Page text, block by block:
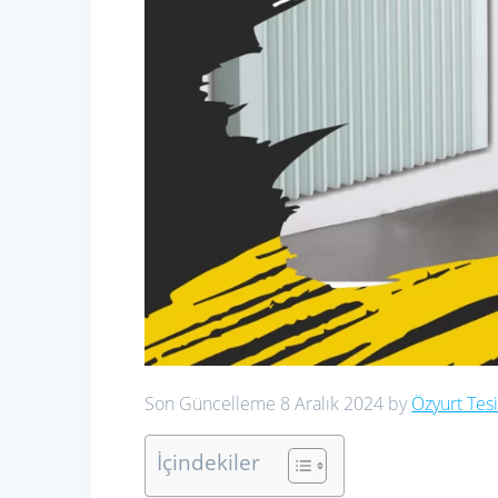
Son Güncelleme 8 Aralık 2024 by Özyurt
İçindekiler